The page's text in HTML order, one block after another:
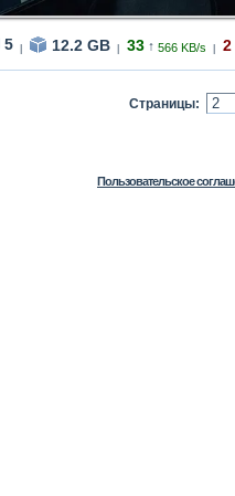
5 12.2 GB 33 ↑ 566 KB/s 2
Страницы:
Пользовательское